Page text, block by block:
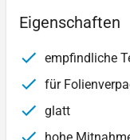
Eigenschaften
empfindliche
für
glatt